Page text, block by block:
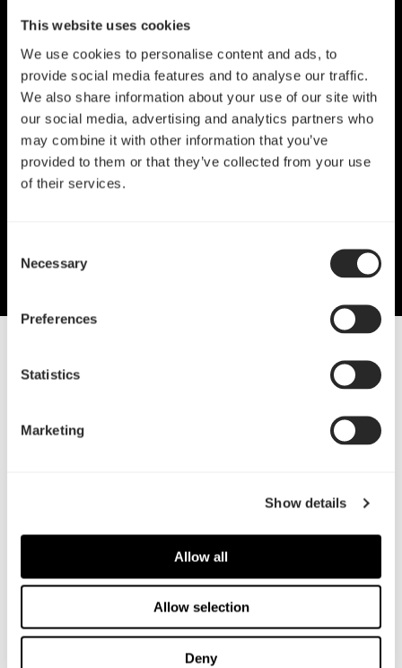
This website uses cookies
We use cookies to personalise content and ads, to
provide social media features and to analyse our traffic.
We also share information about your use of our site with
our social media, advertising and analytics partners who
may combine it with other information that you’ve
provided to them or that they’ve collected from your use
of their services.
Selection
Necessary
Preferences
Statistics
Marketing
Show details
Allow all
Allow selection
Deny
探索Mood